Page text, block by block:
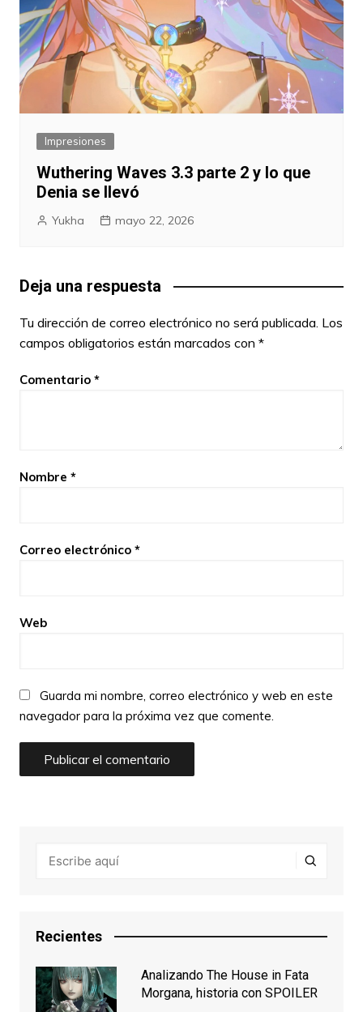
Impresiones
Wuthering Waves 3.3 parte 2 y lo que
Denia se llevó
Yukha mayo 22, 2026
Deja una respuesta
Tu dirección de correo electrónico no será publicada. Los
campos obligatorios están marcados con *
Comentario *
Nombre *
Correo electrónico *
Web
Guarda mi nombre, correo electrónico y web en este
navegador para la próxima vez que comente.
Recientes
Analizando The House in Fata
Morgana, historia con SPOILER